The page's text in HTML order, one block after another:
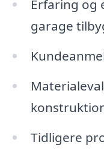
Erfaring og
garage
Tidligere